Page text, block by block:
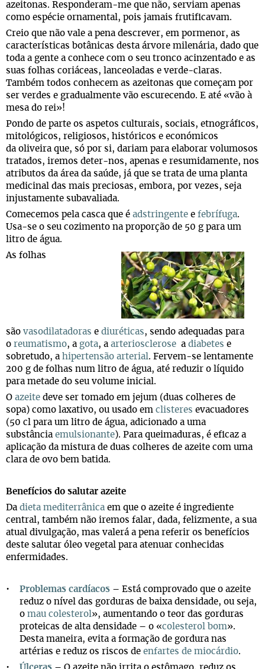
azeitonas. Responderam-me que não, serviam apenas
como espécie ornamental, pois jamais frutificavam.
Creio que não vale a pena descrever, em pormenor, as
características botânicas desta árvore milenária, dado que
toda a gente a conhece com o seu tronco acinzentado e as
suas folhas coriáceas, lanceoladas e verde-claras.
Também todos conhecem as azeitonas que começam por
ser verdes e gradualmente vão escurecendo. E até «vão à
mesa do rei»!
Pondo de parte os aspetos culturais, sociais, etnográficos,
mitológicos, religiosos, históricos e económicos
da oliveira que, só por si, dariam para elaborar volumosos
tratados, iremos deter-nos, apenas e resumidamente, nos
atributos da área da saúde, já que se trata de uma planta
medicinal das mais preciosas, embora, por vezes, seja
injustamente subavaliada.
Comecemos pela casca que é adstringente e febrífuga.
Usa-se o seu cozimento na proporção de 50 g para um
litro de água.
As folhas
são vasodilatadoras e diuréticas, sendo adequadas para
o reumatismo, a gota, a arteriosclerose a diabetes e
sobretudo, a hipertensão arterial. Fervem-se lentamente
200 g de folhas num litro de água, até reduzir o líquido
para metade do seu volume inicial.
O azeite deve ser tomado em jejum (duas colheres de
sopa) como laxativo, ou usado em clisteres evacuadores
(50 cl para um litro de água, adicionado a uma
substância emulsionante). Para queimaduras, é eficaz a
aplicação da mistura de duas colheres de azeite com uma
clara de ovo bem batida.
Benefícios do salutar azeite
Da dieta mediterrânica em que o azeite é ingrediente
central, também não iremos falar, dada, felizmente, a sua
atual divulgação, mas valerá a pena referir os benefícios
deste salutar óleo vegetal para atenuar conhecidas
enfermidades.
Problemas cardíacos– Está comprovado que o azeite
reduz o nível das gorduras de baixa densidade, ou seja,
o mau colesterol», aumentando o teor das gorduras
proteicas de alta densidade – o «colesterol bom».
Desta maneira, evita a formação de gordura nas
artérias e reduz os riscos de enfartes de miocárdio.